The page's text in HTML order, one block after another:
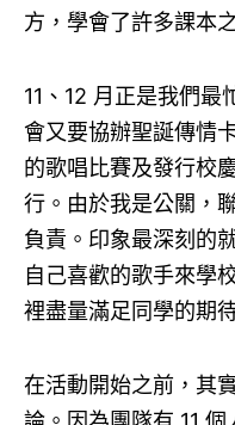
方，學會了許多課本
11、12 月正是我們最
會又要協辦聖誕傳情
的歌唱比賽及發行校
行。由於我是公關，
負責。印象最深刻的
自己喜歡的歌手來學
裡盡量滿足同學的期
在活動開始之前，其